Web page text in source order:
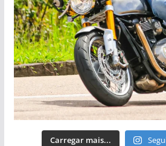
Carregar mais...